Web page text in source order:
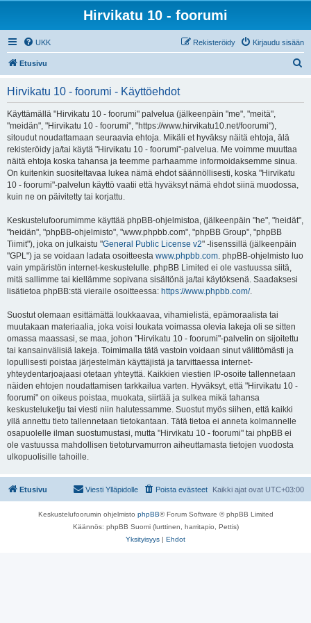
Hirvikatu 10 - foorumi
UKK Kirjaudu sisään
Rekisteröidy
Etusivu
Hirvikatu 10 - foorumi - Käyttöehdot
Käyttämällä "Hirvikatu 10 - foorumi" palvelua (jälkeenpäin "me", "meitä",
"meidän", "Hirvikatu 10 - foorumi", "https://www.hirvikatu10.net/foorumi"),
sitoudut noudattamaan seuraavia ehtoja. Mikäli et hyväksy näitä ehtoja, älä
rekisteröidy ja/tai käytä "Hirvikatu 10 - foorumi"-palvelua. Me voimme muuttaa
näitä ehtoja koska tahansa ja teemme parhaamme informoidaksemme sinua.
On kuitenkin suositeltavaa lukea nämä ehdot säännöllisesti, koska "Hirvikatu
10 - foorumi"-palvelun käyttö vaatii että hyväksyt nämä ehdot siinä muodossa,
kuin ne on päivitetty tai korjattu.
Keskustelufoorumimme käyttää phpBB-ohjelmistoa, (jälkeenpäin "he", "heidät",
"heidän", "phpBB-ohjelmisto", "www.phpbb.com", "phpBB Group", "phpBB
Tiimit"), joka on julkaistu "General Public License v2" -lisenssillä (jälkeenpäin
"GPL") ja se voidaan ladata osoitteesta www.phpbb.com. phpBB-ohjelmisto luo
vain ympäristön internet-keskustelulle. phpBB Limited ei ole vastuussa siitä,
mitä sallimme tai kiellämme sopivana sisältönä ja/tai käytöksenä. Saadaksesi
lisätietoa phpBB:stä vieraile osoitteessa: https://www.phpbb.com/.
Suostut olemaan esittämättä loukkaavaa, vihamielistä, epämoraalista tai
muutakaan materiaalia, joka voisi loukata voimassa olevia lakeja oli se sitten
omassa maassasi, se maa, johon "Hirvikatu 10 - foorumi"-palvelin on sijoitettu
tai kansainvälisiä lakeja. Toimimalla tätä vastoin voidaan sinut välittömästi ja
lopullisesti poistaa järjestelmän käyttäjistä ja tarvittaessa internet-
yhteydentarjoajaasi otetaan yhteyttä. Kaikkien viestien IP-osoite tallennetaan
näiden ehtojen noudattamisen tarkkailua varten. Hyväksyt, että "Hirvikatu 10 -
foorumi" on oikeus poistaa, muokata, siirtää ja sulkea mikä tahansa
keskusteluketju tai viesti niin halutessamme. Suostut myös siihen, että kaikki
yllä annettu tieto tallennetaan tietokantaan. Tätä tietoa ei anneta kolmannelle
osapuolelle ilman suostumustasi, mutta "Hirvikatu 10 - foorumi" tai phpBB ei
ole vastuussa mahdollisen tietoturvamurron aiheuttamasta tietojen vuodosta
ulkopuolisille tahoille.
Etusivu Kaikki ajat ovat UTC+03:00
Poista evästeet
Viesti Ylläpidolle
Keskustelufoorumin ohjelmisto phpBB® Forum Software © phpBB Limited
Käännös: phpBB Suomi (lurttinen, harritapio, Pettis)
Yksityisyys | Ehdot